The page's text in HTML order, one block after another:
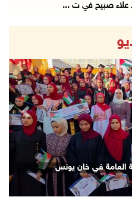
علاء صبيح في ت ...
في قلنديا ...
على ضرورة ت ...
ع ...
الا ...
العامة في خان يونس